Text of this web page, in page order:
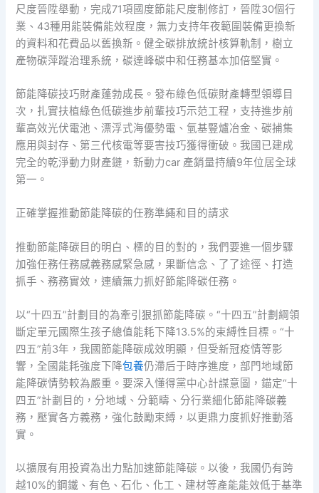
尺度晉陞舉動，完成71項國度節能尺度制修訂，晉陞30個行
業、43種用能裝備能效程度，無力支持年夜範圍裝備更換新
的資料和花費品以舊換新。健全碳排放統計核算軌制，樹立
產物碳萍蹤治理系統，碳達峰碳中和任務基本加倍堅實。
節能降碳技巧財產蓬勃成長。發布綠色低碳財產轉型領導目
次，扎實扶植綠色低碳進步前輩技巧示范工程，支持進步前
輩高效光伏電池、漂浮式海優勢電、氫基豎爐冶金、碳捕集
應用與封存、第三代核電等要害技巧獲得衝破。我國已建成
完全的乾淨動力財產鏈，新動力car 產銷量持續9年位居全球
第一。
正確掌握推動節能降碳的任務準繩和目的請求
推動節能降碳目的明白、標的目的對的，我們要進一個步驟
加強任務任務感義務感緊急感，果斷信念、了了途徑、打造
抓手、務務實效，連續無力抓好節能降碳任務。
以“十四五”計劃目的為牽引狠抓節能降碳。“十四五”計劃綱領
斷定單元國際生孩子總值能耗下降13.5%的束縛性目標。“十
四五”前3年，我國節能降碳成效明顯，但受新冠疫情等影
響，全國能耗強度下降包養仍滯后于時序進度，部門地域節
能降碳情勢較為嚴重。要深入懂得黨中心計謀意圖，錨定“十
四五”計劃目的，分地域、分範疇、分行業細化節能降碳義
務，壓實各方義務，強化鼓勵束縛，以更鼎力度抓好推動落
實。
以擴展有用投資為出力點加速節能降碳。以後，我國仍有跨
越10%的鋼鐵、有色、石化、化工、建材等產能能效低于基準